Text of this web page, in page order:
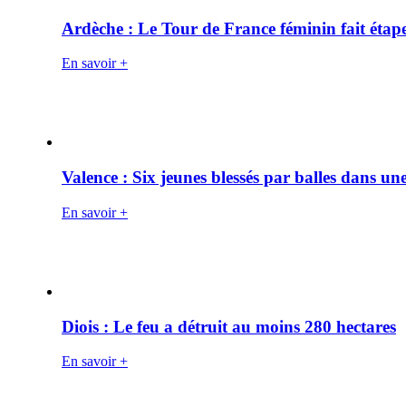
Ardèche : Le Tour de France féminin fait
En savoir +
Valence : Six jeunes blessés par balles dans
En savoir +
Diois : Le feu a détruit au moins 280 hectares
En savoir +